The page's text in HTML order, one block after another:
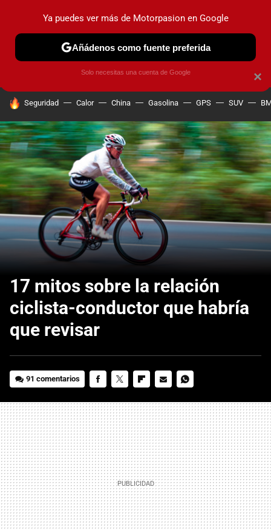
PRUEBAS COCHES ELÉCTRICOS OBSERVATORIO
HOY SE HABLA DE
Seguridad Calor China Gasolina GPS SUV
17 mitos sobre la relación
ciclista-conductor que habría
que revisar
91 comentarios
MAIL
×
Ya puedes ver más de Motorpasion en Google
Añádenos como fuente preferida
Solo necesitas una cuenta de Google